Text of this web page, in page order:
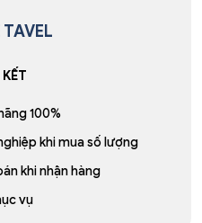
100%
khi mua số lượng
khi nhận hàng
vụ